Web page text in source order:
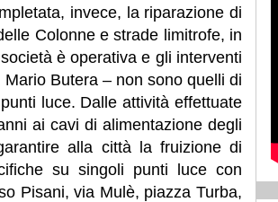
invece, la riparazione di
Colonne e strade limitrofe, in
è operativa e gli interventi
Butera – non sono quelli di
luce. Dalle attività effettuate
ai cavi di alimentazione degli
alla città la fruizione di
su singoli punti luce con
Pisani, via Mulè, piazza Turba,